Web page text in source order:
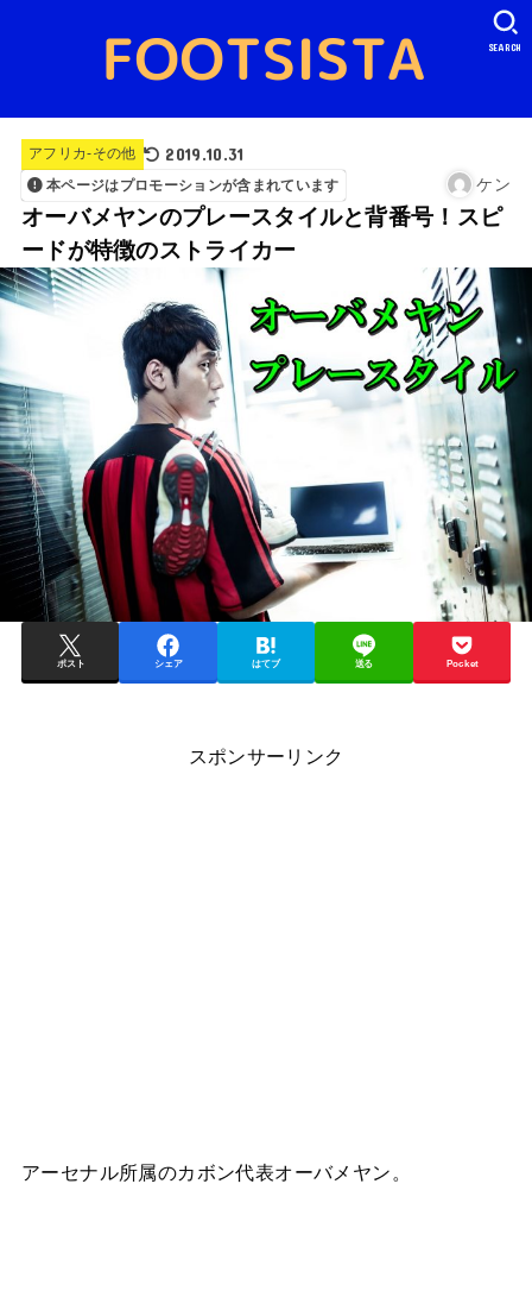
SEARCH
アフリカ-その他 2019.10.31
本ページはプロモーションが含まれています ケン
オーバメヤンのプレースタイルと背番号！スピ
ードが特徴のストライカー
ポスト シェア はてブ 送る Pocket
スポンサーリンク
アーセナル所属のカボン代表オーバメヤン。